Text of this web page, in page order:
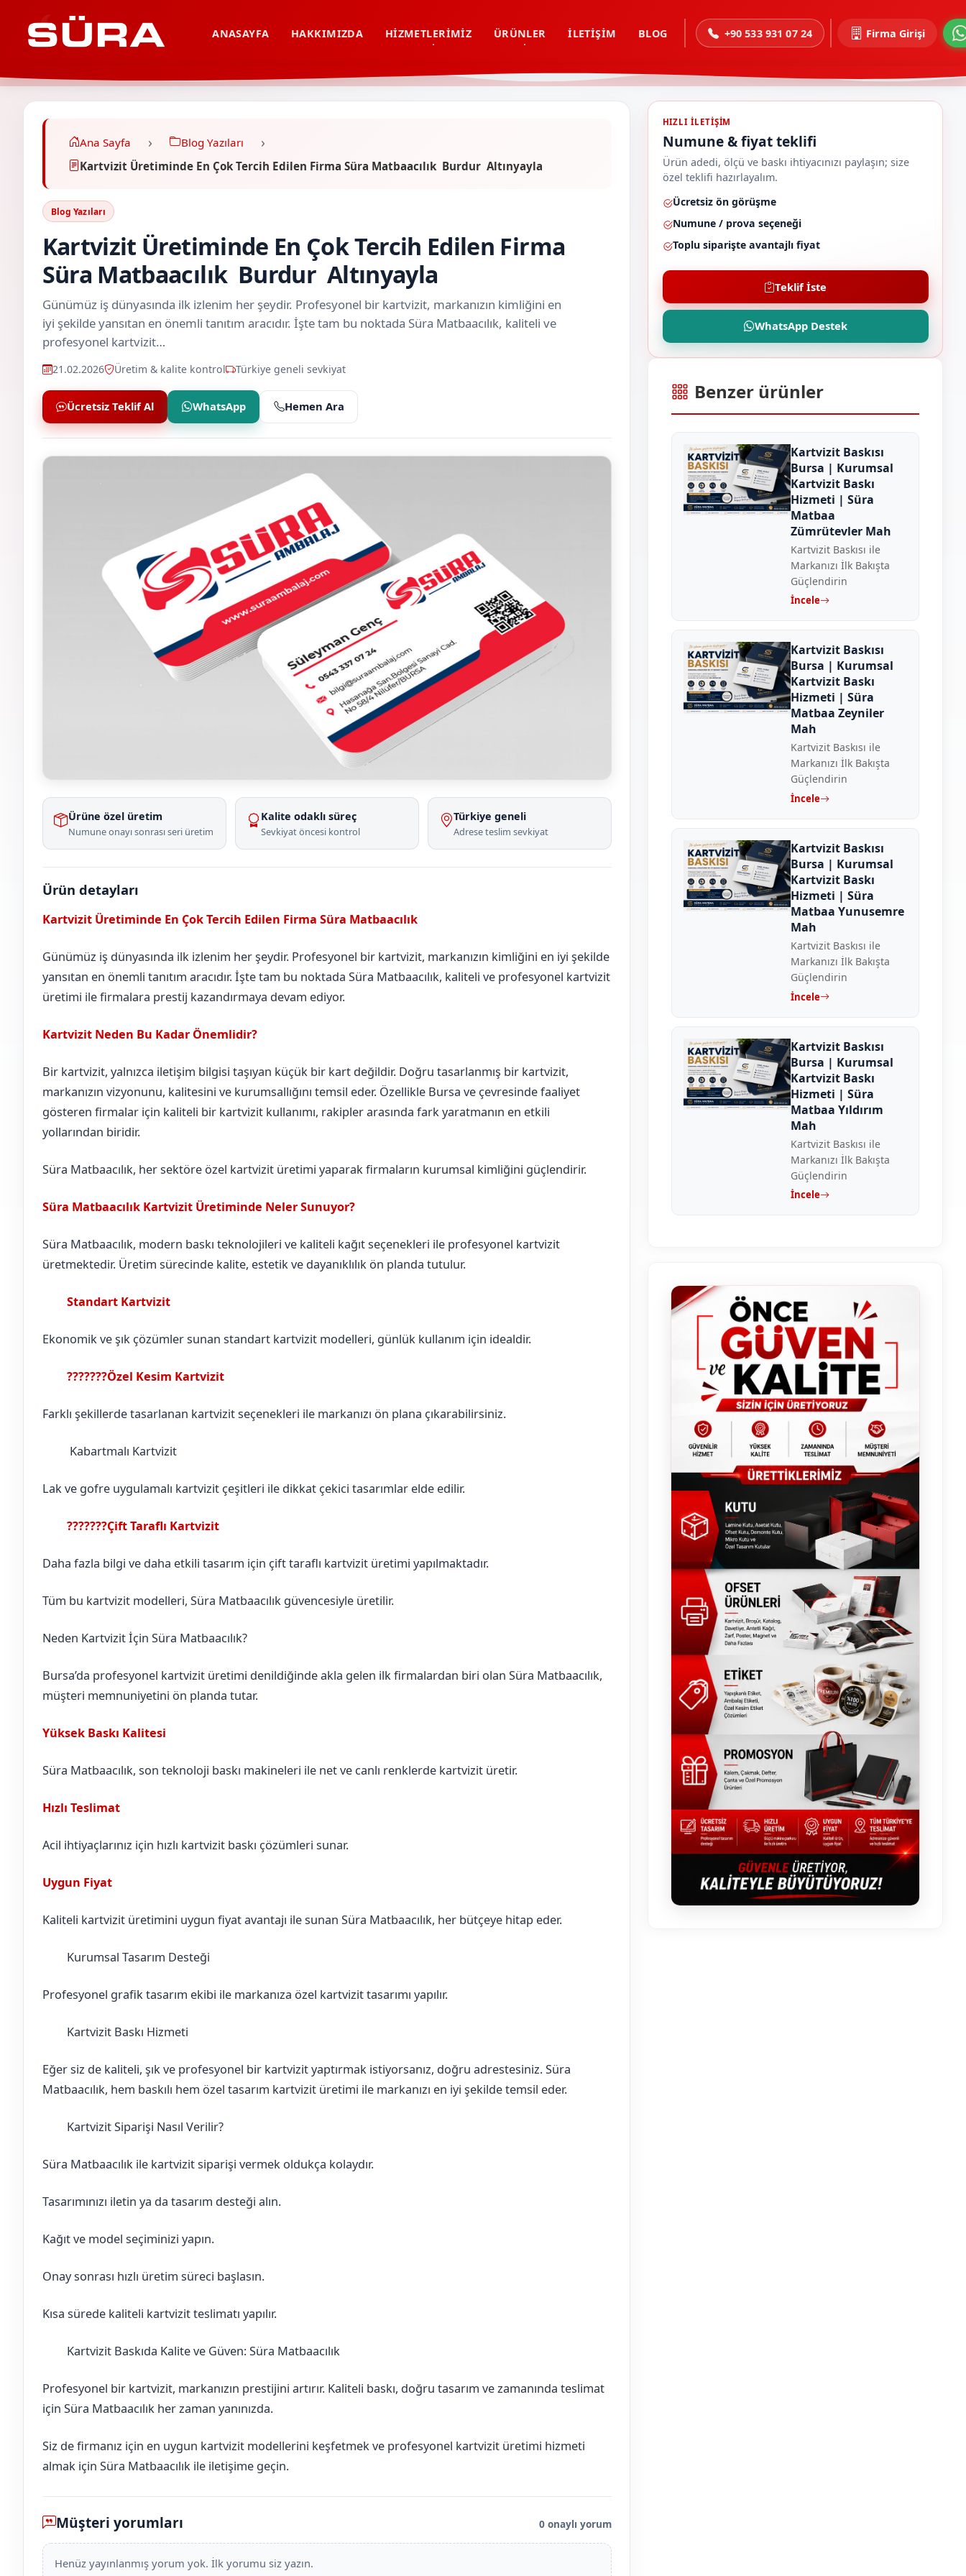
ANASAYFA HAKKIMIZDA HIZMETLERIMIZ ÜRÜNLER İLETIŞIM BLOG +90 533 931 07 24 Firma Girişi
Ana Sayfa
Blog Yazıları
Kartvizit Üretiminde En Çok Tercih Edilen Firma Süra Matbaacılık Burdur Altınyayla
Blog Yazıları
Kartvizit Üretiminde En Çok Tercih Edilen Firma
Süra Matbaacılık Burdur Altınyayla
Günümüz iş dünyasında ilk izlenim her şeydir. Profesyonel bir kartvizit, markanızın kimliğini en
iyi şekilde yansıtan en önemli tanıtım aracıdır. İşte tam bu noktada Süra Matbaacılık, kaliteli ve
profesyonel kartvizit…
21.02.2026 Üretim & kalite kontrol Türkiye geneli sevkiyat
Ücretsiz Teklif Al WhatsApp Hemen Ara
Ürüne özel üretim
Numune onayı sonrası seri üretim
Kalite odaklı süreç
Sevkiyat öncesi kontrol
Türkiye geneli
Adrese teslim sevkiyat
Ürün detayları
Kartvizit Üretiminde En Çok Tercih Edilen Firma Süra Matbaacılık
Günümüz iş dünyasında ilk izlenim her şeydir. Profesyonel bir kartvizit, markanızın kimliğini en iyi şekilde
yansıtan en önemli tanıtım aracıdır. İşte tam bu noktada Süra Matbaacılık, kaliteli ve profesyonel kartvizit
üretimi ile firmalara prestij kazandırmaya devam ediyor.
Kartvizit Neden Bu Kadar Önemlidir?
Bir kartvizit, yalnızca iletişim bilgisi taşıyan küçük bir kart değildir. Doğru tasarlanmış bir kartvizit,
markanızın vizyonunu, kalitesini ve kurumsallığını temsil eder. Özellikle Bursa ve çevresinde faaliyet
gösteren firmalar için kaliteli bir kartvizit kullanımı, rakipler arasında fark yaratmanın en etkili
yollarından biridir.
Süra Matbaacılık, her sektöre özel kartvizit üretimi yaparak firmaların kurumsal kimliğini güçlendirir.
Süra Matbaacılık Kartvizit Üretiminde Neler Sunuyor?
Süra Matbaacılık, modern baskı teknolojileri ve kaliteli kağıt seçenekleri ile profesyonel kartvizit
üretmektedir. Üretim sürecinde kalite, estetik ve dayanıklılık ön planda tutulur.
Standart Kartvizit
Ekonomik ve şık çözümler sunan standart kartvizit modelleri, günlük kullanım için idealdir.
???????Özel Kesim Kartvizit
Farklı şekillerde tasarlanan kartvizit seçenekleri ile markanızı ön plana çıkarabilirsiniz.
Kabartmalı Kartvizit
Lak ve gofre uygulamalı kartvizit çeşitleri ile dikkat çekici tasarımlar elde edilir.
???????Çift Taraflı Kartvizit
Daha fazla bilgi ve daha etkili tasarım için çift taraflı kartvizit üretimi yapılmaktadır.
Tüm bu kartvizit modelleri, Süra Matbaacılık güvencesiyle üretilir.
Neden Kartvizit İçin Süra Matbaacılık?
Bursa’da profesyonel kartvizit üretimi denildiğinde akla gelen ilk firmalardan biri olan Süra Matbaacılık,
müşteri memnuniyetini ön planda tutar.
Yüksek Baskı Kalitesi
Süra Matbaacılık, son teknoloji baskı makineleri ile net ve canlı renklerde kartvizit üretir.
Hızlı Teslimat
Acil ihtiyaçlarınız için hızlı kartvizit baskı çözümleri sunar.
Uygun Fiyat
Kaliteli kartvizit üretimini uygun fiyat avantajı ile sunan Süra Matbaacılık, her bütçeye hitap eder.
Kurumsal Tasarım Desteği
Profesyonel grafik tasarım ekibi ile markanıza özel kartvizit tasarımı yapılır.
Kartvizit Baskı Hizmeti
Eğer siz de kaliteli, şık ve profesyonel bir kartvizit yaptırmak istiyorsanız, doğru adrestesiniz. Süra
Matbaacılık, hem baskılı hem özel tasarım kartvizit üretimi ile markanızı en iyi şekilde temsil eder.
Kartvizit Siparişi Nasıl Verilir?
Süra Matbaacılık ile kartvizit siparişi vermek oldukça kolaydır.
Tasarımınızı iletin ya da tasarım desteği alın.
Kağıt ve model seçiminizi yapın.
Onay sonrası hızlı üretim süreci başlasın.
Kısa sürede kaliteli kartvizit teslimatı yapılır.
Kartvizit Baskıda Kalite ve Güven: Süra Matbaacılık
Profesyonel bir kartvizit, markanızın prestijini artırır. Kaliteli baskı, doğru tasarım ve zamanında teslimat
için Süra Matbaacılık her zaman yanınızda.
Siz de firmanız için en uygun kartvizit modellerini keşfetmek ve profesyonel kartvizit üretimi hizmeti
almak için Süra Matbaacılık ile iletişime geçin.
Müşteri yorumları 0 onaylı yorum
Henüz yayınlanmış yorum yok. İlk yorumu siz yazın.
HIZLI ILETIŞIM
Numune & fiyat teklifi
Ürün adedi, ölçü ve baskı ihtiyacınızı paylaşın; size
özel teklifi hazırlayalım.
Ücretsiz ön görüşme
Numune / prova seçeneği
Toplu siparişte avantajlı fiyat
Teklif İste
WhatsApp Destek
Benzer ürünler
Kartvizit Baskısı
Bursa | Kurumsal
Kartvizit Baskı
Hizmeti | Süra
Matbaa
Zümrütevler Mah
Kartvizit Baskısı ile
Markanızı İlk Bakışta
Güçlendirin
İncele
Kartvizit Baskısı
Bursa | Kurumsal
Kartvizit Baskı
Hizmeti | Süra
Matbaa Zeyniler
Mah
Kartvizit Baskısı ile
Markanızı İlk Bakışta
Güçlendirin
İncele
Kartvizit Baskısı
Bursa | Kurumsal
Kartvizit Baskı
Hizmeti | Süra
Matbaa Yunusemre
Mah
Kartvizit Baskısı ile
Markanızı İlk Bakışta
Güçlendirin
İncele
Kartvizit Baskısı
Bursa | Kurumsal
Kartvizit Baskı
Hizmeti | Süra
Matbaa Yıldırım
Mah
Kartvizit Baskısı ile
Markanızı İlk Bakışta
Güçlendirin
İncele